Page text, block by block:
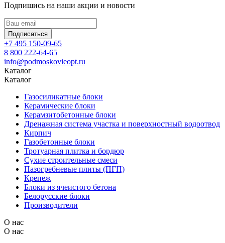
Подпишись на наши акции и новости
Подписаться
+7 495 150-09-65
8 800 222-64-65
info@podmoskovieopt.ru
Каталог
Каталог
Газосиликатные блоки
Керамические блоки
Керамзитобетонные блоки
Дренажная система участка и поверхностный водоотвод
Кирпич
Газобетонные блоки
Тротуарная плитка и бордюр
Сухие строительные смеси
Пазогребневые плиты (ПГП)
Крепеж
Блоки из ячеистого бетона
Белорусские блоки
Производители
О нас
О нас